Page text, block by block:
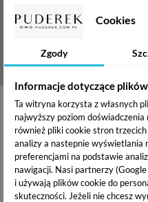
Cookies
Zgody
Informacje dotyczące
Ta witryna korzysta z własnych
najwyższy poziom
również pliki cookie stron trzecich
analizy a nastepnie wyświetlania
preferencjami na podstawie
nawigacji. Nasi partnerzy
i używają plików cookie do
skuteczności. Jeżeli nie chcesz